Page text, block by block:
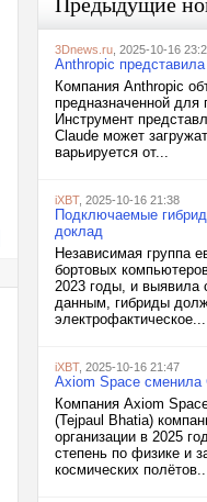
3Dnews.ru , 2025-10-16
Anthropic
Компания Anthropic
предназначенной
Инструмент
Claude может
варьируется от...
iXBT, 2025-10-16 21:38
Подключаемые
доклад
Независимая группа
бортовых
2023 годы, и выявила
данным, гибриды
электрофактическое...
iXBT, 2025-10-16 21:47
Axiom Space сменила
Компания Axiom
(Tejpaul Bhatia)
организации в 2025
степень по физике и
космических